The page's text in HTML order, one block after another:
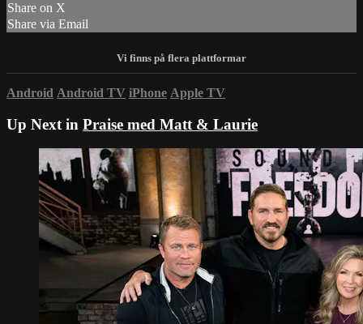
Share on X
Share via Email
Android Android TV iPhone Apple TV
Up Next in Praise med Matt & Laurie